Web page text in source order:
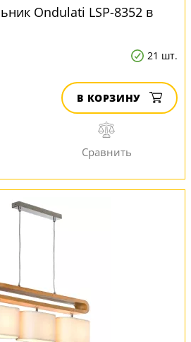
Ondulati LSP-8352 в
21 шт.
В КОРЗИНУ